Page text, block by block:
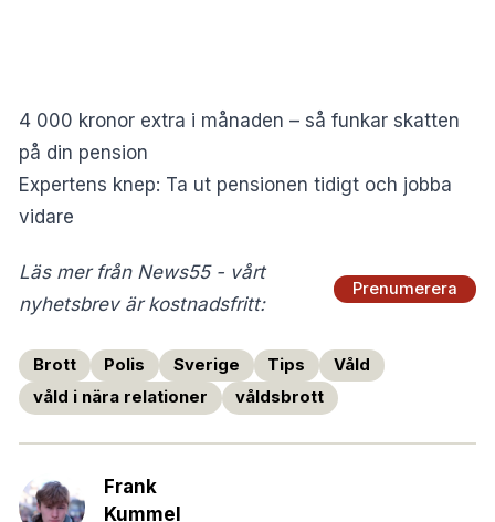
4 000 kronor extra i månaden – så funkar skatten
på din pension
Expertens knep: Ta ut pensionen tidigt och jobba
vidare
Läs mer från News55 - vårt
nyhetsbrev är kostnadsfritt:
Prenumerera
Brott Polis Sverige Tips
Våld
våld i nära relationer
våldsbrott
Frank
Kummel